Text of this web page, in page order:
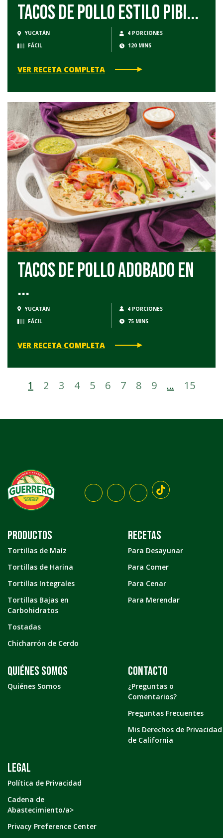
Tacos de Pollo Estilo Pibi...
YUCATÁN
4 PORCIONES
FÁCIL
120 MINS
VER RECETA COMPLETA
Tacos de Pollo Adobado en
...
YUCATÁN
4 PORCIONES
FÁCIL
75 MINS
VER RECETA COMPLETA
1 2 3 4 5 6 7 8 9 … 15
Productos
Tortillas de Maíz
Tortillas de Harina
Tortillas Integrales
Tortillas Bajas en
Carbohidratos
Tostadas
Chicharrón de Cerdo
Recetas
Para Desayunar
Para Comer
Para Cenar
Para Merendar
Quiénes somos
Quiénes Somos
Contacto
¿Preguntas o
Comentarios?
Preguntas Frecuentes
Mis Derechos de Privacidad
de California
LEGAL
Política de Privacidad
Cadena de
Abastecimiento/a>
Privacy Preference Center